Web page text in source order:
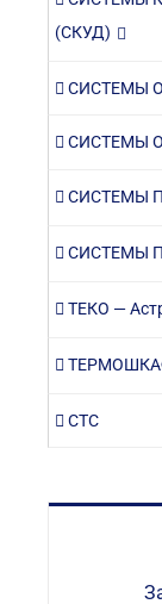
(СКУД)
СИСТЕМЫ
СИСТЕМЫ
СИСТЕМЫ
СИСТЕМЫ
ТЕКО —
СТС